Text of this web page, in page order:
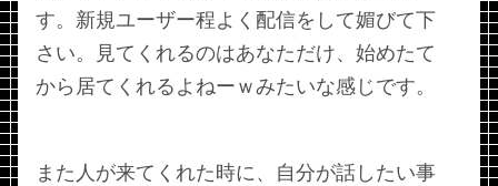
す。新規ユーザー程よく配信をして媚びて下
さい。見てくれるのはあなただけ、始めたて
から居てくれるよねーｗみたいな感じです。
また人が来てくれた時に、自分が話したい事